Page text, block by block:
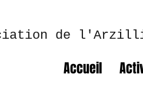
de
Accueil